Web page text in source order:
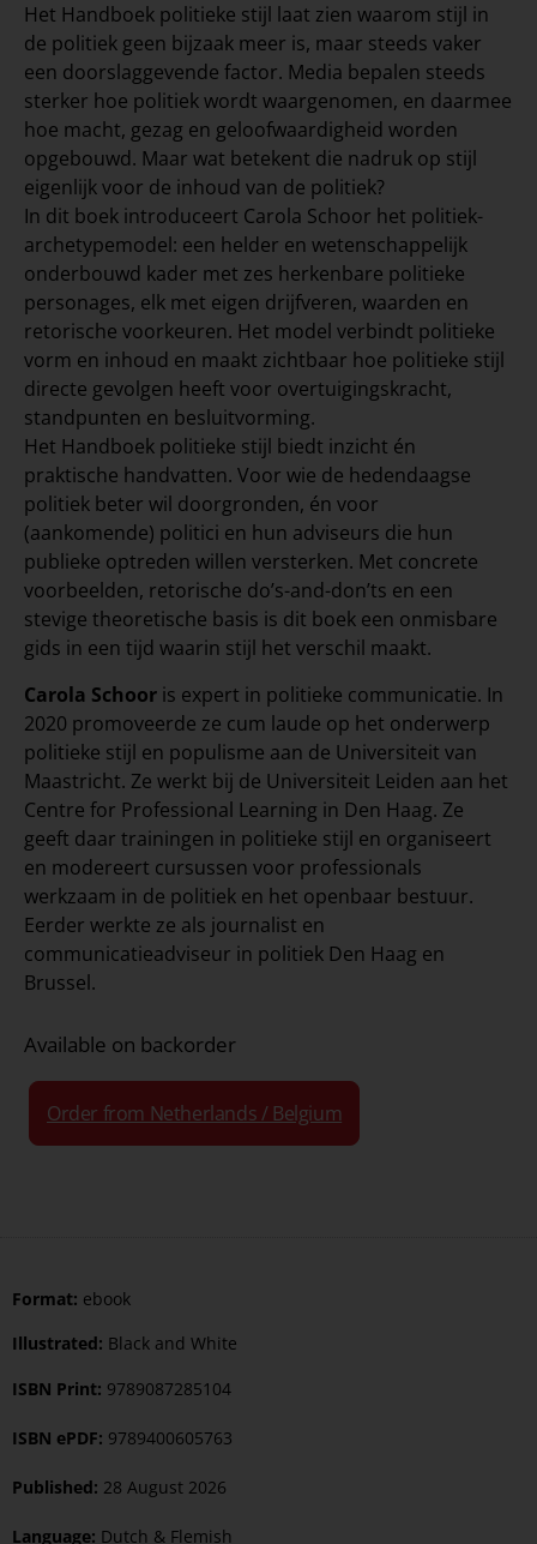
Het Handboek politieke stijl laat zien waarom stijl in
de politiek geen bijzaak meer is, maar steeds vaker
een doorslaggevende factor. Media bepalen steeds
sterker hoe politiek wordt waargenomen, en daarmee
hoe macht, gezag en geloofwaardigheid worden
opgebouwd. Maar wat betekent die nadruk op stijl
eigenlijk voor de inhoud van de politiek?
In dit boek introduceert Carola Schoor het politiek-
archetypemodel: een helder en wetenschappelijk
onderbouwd kader met zes herkenbare politieke
personages, elk met eigen drijfveren, waarden en
retorische voorkeuren. Het model verbindt politieke
vorm en inhoud en maakt zichtbaar hoe politieke stijl
directe gevolgen heeft voor overtuigingskracht,
standpunten en besluitvorming.
Het Handboek politieke stijl biedt inzicht én
praktische handvatten. Voor wie de hedendaagse
politiek beter wil doorgronden, én voor
(aankomende) politici en hun adviseurs die hun
publieke optreden willen versterken. Met concrete
voorbeelden, retorische do’s-and-don’ts en een
stevige theoretische basis is dit boek een onmisbare
gids in een tijd waarin stijl het verschil maakt.
Carola Schoor is expert in politieke communicatie. In
2020 promoveerde ze cum laude op het onderwerp
politieke stijl en populisme aan de Universiteit van
Maastricht. Ze werkt bij de Universiteit Leiden aan het
Centre for Professional Learning in Den Haag. Ze
geeft daar trainingen in politieke stijl en organiseert
en modereert cursussen voor professionals
werkzaam in de politiek en het openbaar bestuur.
Eerder werkte ze als journalist en
communicatieadviseur in politiek Den Haag en
Brussel.
Available on backorder
Order from Netherlands / Belgium
Format: ebook
Illustrated: Black and White
ISBN Print: 9789087285104
ISBN ePDF: 9789400605763
Published: 28 August 2026
Language: Dutch & Flemish